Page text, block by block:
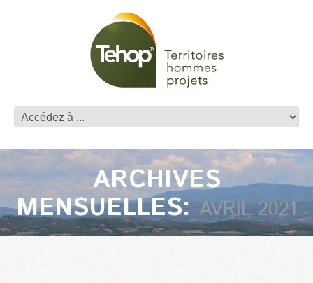
ARCHIVES
MENSUELLES:AVRIL 2021